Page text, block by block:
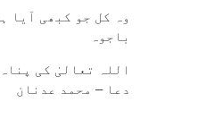
وہ کل جو کبھی آیا
باجوہ
اللہ تعالیٰ کی
دعا – محمد عدنان